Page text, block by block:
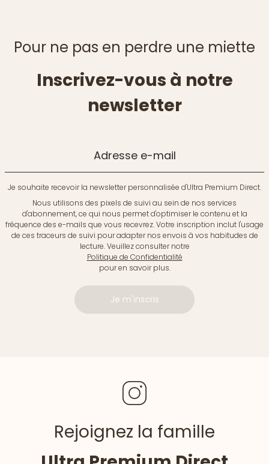
Pour ne pas en perdre une miette
Inscrivez-vous à notre
newsletter
Adresse e-mail
Je souhaite recevoir la newsletter personnalisée d'Ultra Premium Direct.
Nous utilisons des pixels de suivi au sein de nos services
d'abonnement, ce qui nous permet d'optimiser le contenu et la
fréquence des e-mails que vous recevrez. Votre inscription inclut l'usage
de ces traceurs de suivi pour adapter nos envois à vos habitudes de
lecture. Veuillez consulter notre
Politique de Confidentialité
pour en savoir plus.
Je m'inscris
Rejoignez la famille